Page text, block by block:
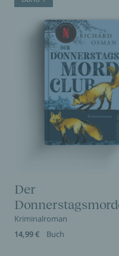
Der
Kriminalroman
14,99 €
Buch